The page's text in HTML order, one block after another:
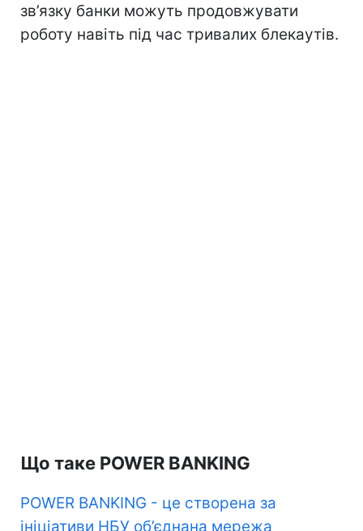
зв’язку банки можуть продовжувати
роботу навіть під час тривалих блекаутів.
Що таке POWER BANKING
POWER BANKING - це створена за
ініціативи НБУ об’єднана мережа